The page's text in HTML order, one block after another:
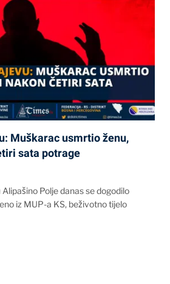
Muškarac usmrtio ženu,
sata potrage
Polje danas se dogodilo
iz MUP-a KS, beživotno tijelo